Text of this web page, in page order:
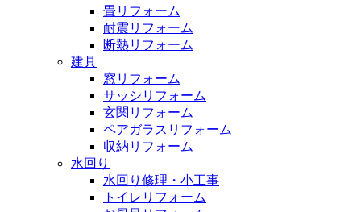
畳リフォーム
耐震リフォーム
断熱リフォーム
建具
窓リフォーム
サッシリフォーム
玄関リフォーム
ペアガラスリフォーム
収納リフォーム
水回り
水回り修理・小工事
トイレリフォーム